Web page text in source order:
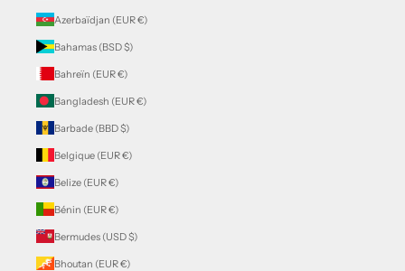
Azerbaïdjan (EUR €)
Bahamas (BSD $)
Bahreïn (EUR €)
Bangladesh (EUR €)
Barbade (BBD $)
Belgique (EUR €)
Belize (EUR €)
Bénin (EUR €)
Bermudes (USD $)
Bhoutan (EUR €)